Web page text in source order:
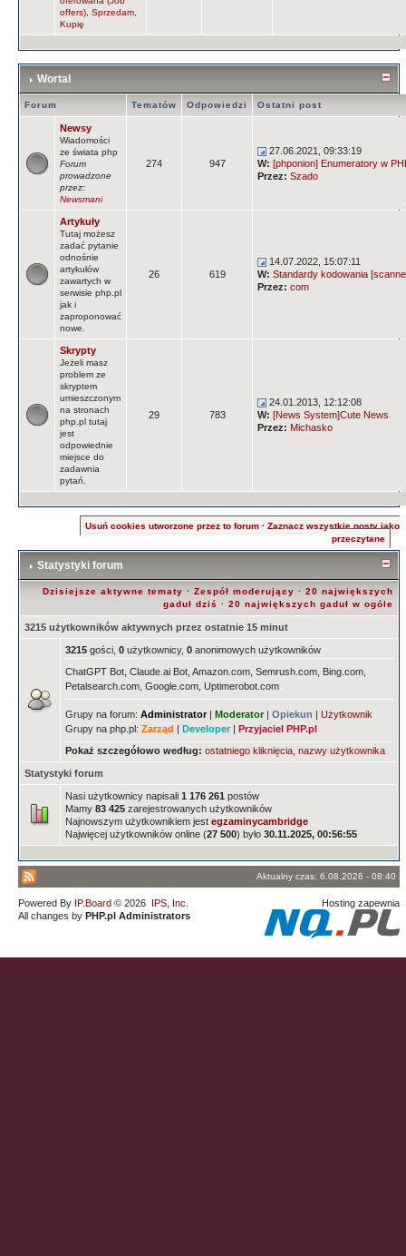
offers) Sprzedam
Kupię
Wortal
Forum Tematów Odpowiedzi Ostatni post
Newsy
Wiadomości
ze świata php
Forum
prowadzone
przez:
Newsmani
274 947
27.06.2021, 09:33:19
W: [phponion] Enumeratory w
Przez: Szado
Artykuły
Tutaj możesz
zadać pytanie
odnośnie
artykułów
zawartych w
serwisie php.pl
jak i
zaproponować
nowe.
26 619
14.07.2022, 15:07:11
W: Standardy kodowania
Przez: com
Skrypty
Jeżeli masz
problem ze
skryptem
umieszczonym
na stronach
php.pl tutaj
jest
odpowiednie
miejsce do
zadawnia
pytań.
29 783
24.01.2013, 12:12:08
W: [News System]Cute News
Przez: Michasko
Usuń cookies utworzone przez to forum ·Zaznacz wszystkie posty jako
przeczytane
Statystyki forum
Dzisiejsze aktywne tematy · Zespół moderujący · 20 największych
gaduł dziś · 20 największych gaduł w ogóle
3215 użytkowników aktywnych przez ostatnie 15 minut
3215 gości, 0 użytkownicy, 0 anonimowych użytkowników
ChatGPT Bot, Claude.ai Bot, Amazon.com, Semrush.com, Bing.com,
Petalsearch.com, Google.com, Uptimerobot.com
Grupy na forum: Administrator| Moderator| Opiekun | Użytkownik
Grupy na php.pl: Zarząd | Developer| Przyjaciel PHP.pl
Pokaż szczegółowo według: ostatniego kliknięcia nazwy użytkownika
Statystyki forum
Nasi użytkownicy napisali 1 176 261 postów
Mamy 83 425 zarejestrowanych użytkowników
Najnowszym użytkownikiem jest egzaminycambridge
Najwięcej użytkowników online (27 500) było 30.11.2025, 00:56:55
Aktualny czas: 6.08.2026 - 08:40
Powered By IP.Board © 2026 IPS, Inc
All changes by PHP.pl Administrators
Hosting zapewnia